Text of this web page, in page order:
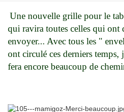
Une nouvelle grille pour le
qui ravira toutes celles qui ont
envoyer... Avec tous les "
ont circulé ces derniers temps,
fera encore beaucoup de